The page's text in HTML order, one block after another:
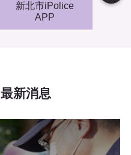
新北市iPolice
APP
小小
最新消息